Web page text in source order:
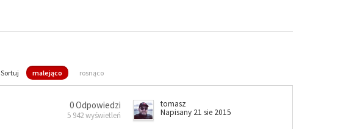
Sortuj malejąco rosnąco
0 Odpowiedzi
5 942 wyświetleń
tomasz
Napisany 21 sie 2015